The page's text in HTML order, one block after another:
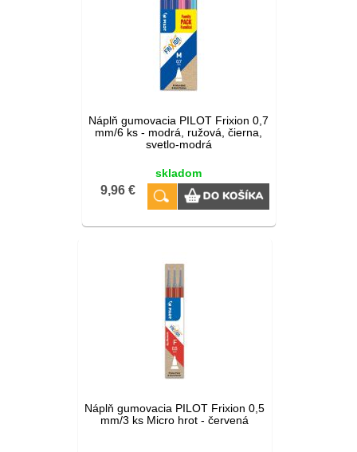
Náplň gumovacia PILOT Frixion 0,7
mm/6 ks - modrá, ružová, čierna,
svetlo-modrá
skladom
9,96 €
Náplň gumovacia PILOT Frixion 0,5
mm/3 ks Micro hrot - červená